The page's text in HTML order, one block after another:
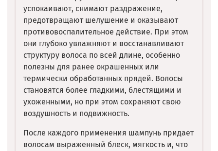
успокаивают, снимают раздражение,
предотвращают шелушение и оказывают
противовоспалительное действие. При этом
они глубоко увлажняют и восстанавливают
структуру волоса по всей длине, особенно
полезны для ранее окрашенных или
термически обработанных прядей. Волосы
становятся более гладкими, блестящими и
ухоженными, но при этом сохраняют свою
воздушность и подвижность.
После каждого применения шампунь придает
волосам выраженный блеск, мягкость и, что